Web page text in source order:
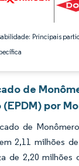
Principais
de
(EPDM) por
de
2,11 milhões
de 2,20 milhões